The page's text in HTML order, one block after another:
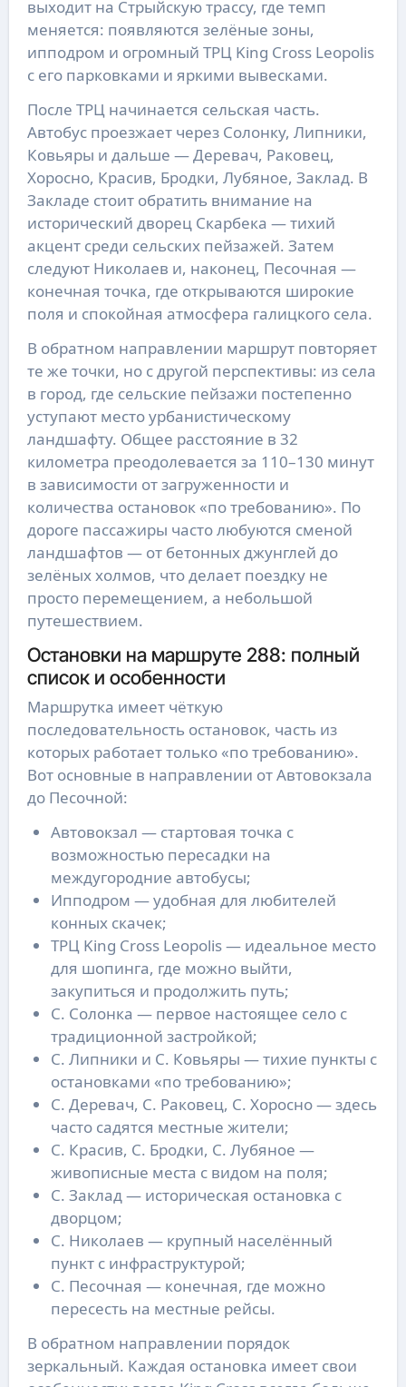
выходит на Стрыйскую трассу, где темп
меняется: появляются зелёные зоны,
ипподром и огромный ТРЦ King Cross Leopolis
с его парковками и яркими вывесками.
После ТРЦ начинается сельская часть.
Автобус проезжает через Солонку, Липники,
Ковьяры и дальше — Деревач, Раковец,
Хоросно, Красив, Бродки, Лубяное, Заклад. В
Закладе стоит обратить внимание на
исторический дворец Скарбека — тихий
акцент среди сельских пейзажей. Затем
следуют Николаев и, наконец, Песочная —
конечная точка, где открываются широкие
поля и спокойная атмосфера галицкого села.
В обратном направлении маршрут повторяет
те же точки, но с другой перспективы: из села
в город, где сельские пейзажи постепенно
уступают место урбанистическому
ландшафту. Общее расстояние в 32
километра преодолевается за 110–130 минут
в зависимости от загруженности и
количества остановок «по требованию». По
дороге пассажиры часто любуются сменой
ландшафтов — от бетонных джунглей до
зелёных холмов, что делает поездку не
просто перемещением, а небольшой
путешествием.
Остановки на маршруте 288: полный
список и особенности
Маршрутка имеет чёткую
последовательность остановок, часть из
которых работает только «по требованию».
Вот основные в направлении от Автовокзала
до Песочной:
Автовокзал — стартовая точка с
возможностью пересадки на
междугородние автобусы;
Ипподром — удобная для любителей
конных скачек;
ТРЦ King Cross Leopolis — идеальное место
для шопинга, где можно выйти,
закупиться и продолжить путь;
С. Солонка — первое настоящее село с
традиционной застройкой;
С. Липники и С. Ковьяры — тихие пункты с
остановками «по требованию»;
С. Деревач, С. Раковец, С. Хоросно — здесь
часто садятся местные жители;
С. Красив, С. Бродки, С. Лубяное —
живописные места с видом на поля;
С. Заклад — историческая остановка с
дворцом;
С. Николаев — крупный населённый
пункт с инфраструктурой;
С. Песочная — конечная, где можно
пересесть на местные рейсы.
В обратном направлении порядок
зеркальный. Каждая остановка имеет свои